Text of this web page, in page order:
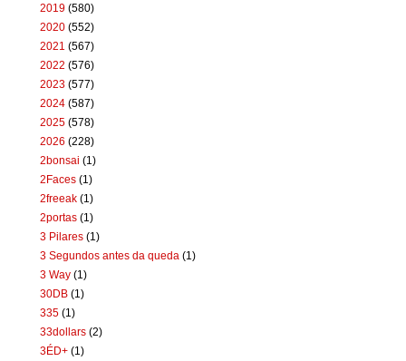
2019 (580)
2020 (552)
2021 (567)
2022 (576)
2023 (577)
2024 (587)
2025 (578)
2026 (228)
2bonsai (1)
2Faces (1)
2freeak (1)
2portas (1)
3 Pilares (1)
3 Segundos antes da queda (1)
3 Way (1)
30DB (1)
335 (1)
33dollars (2)
3ÉD+ (1)